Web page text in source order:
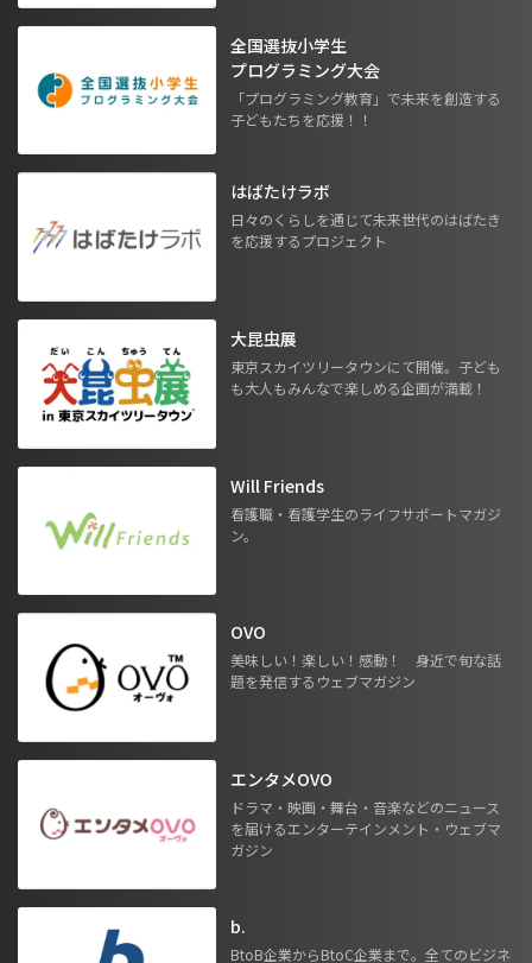
全国選抜小学生
プログラミング大会
「プログラミング教育」で未来を創造する
子どもたちを応援！！
はばたけラボ
日々のくらしを通じて未来世代のはばたき
を応援するプロジェクト
大昆虫展
東京スカイツリータウンにて開催。子ども
も大人もみんなで楽しめる企画が満載！
Will Friends
看護職・看護学生のライフサポートマガジ
ン。
OVO
美味しい！楽しい！感動！ 身近で旬な話
題を発信するウェブマガジン
エンタメOVO
ドラマ・映画・舞台・音楽などのニュース
を届けるエンターテインメント・ウェブマ
ガジン
b.
BtoB企業からBtoC企業まで。全てのビジネ